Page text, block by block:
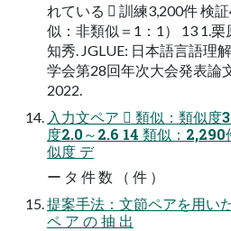
れている  訓練3,200件 検
似：非類似＝1：1） 13 1.栗
知秀. JGLUE: 日本語言語理
学会第28回年次大会発表論
2022.
入力文ペア  類似：類似度
度2.0～2.6 14 類似：
似度 デ
ー タ 件 数 （ 件 ）
提案手法：文節ペアを用
ペ ア の 抽 出